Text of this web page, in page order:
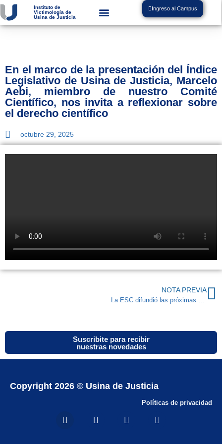
Instituto de
Victimología de
Usina de Justicia
Ingreso al Campus
En el marco de la presentación del Índice
Legislativo de Usina de Justicia, Marcelo
Aebi, miembro de nuestro Comité
Científico, nos invita a reflexionar sobre
el derecho científico
octubre 29, 2025
NOTA PREVIA
La ESC difundió las próximas presentaciones de Usina de Justicia
Suscribite para recibir
nuestras novedades
Copyright 2026 © Usina de Justicia
Políticas de privacidad